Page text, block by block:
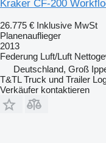
Kraker CF-200
26.775 € Inklusive MwSt
Planenauflieger
2013
Federung Luft/Luft
Deutschland, Groß
T&TL Truck und Trailer
Verkäufer kontaktieren